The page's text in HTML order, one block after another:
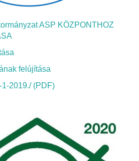
ülések
bizottság
ASP KÖZPONTHOZ
felújítása
2019./ (PDF)